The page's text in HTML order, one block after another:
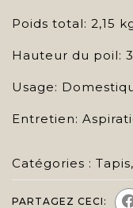
Poids total: 2,15
Hauteur du poil:
Usage:
Entretien:
Catégories : Tapis,
PARTAGEZ CECI: